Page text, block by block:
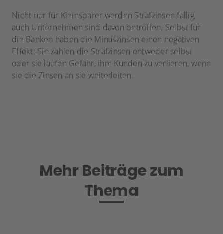
Nicht nur für Kleinsparer werden Strafzinsen fällig,
auch Unternehmen sind davon betroffen. Selbst für
die Banken haben die Minuszinsen einen negativen
Effekt: Sie zahlen die Strafzinsen entweder selbst
oder sie laufen Gefahr, ihre Kunden zu verlieren, wenn
sie die Zinsen an sie weiterleiten.
Mehr Beiträge zum
Thema